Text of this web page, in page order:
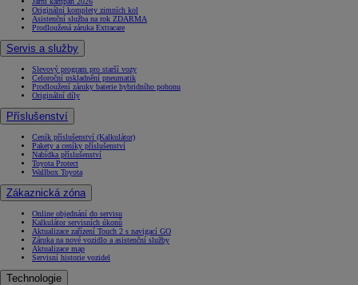
Originální komplety zimních kol
Asistenční služba na rok ZDARMA
Prodloužená záruka Extracare
Servis a služby
Slevový program pro starší vozy
Celoroční uskladnění pneumatik
Prodloužení záruky baterie hybridního pohonu
Originální díly
Příslušenství
Ceník příslušenství (Kalkulátor)
Pakety a ceníky příslušenství
Nabídka příslušenství
Toyota Protect
Wallbox Toyota
Zákaznická zóna
Online objednání do servisu
Kalkulátor servisních úkonů
Aktualizace zařízení Touch 2 s navigací GO
Záruka na nové vozidlo a asistenční služby
Aktualizace map
Servisní historie vozidel
Technologie